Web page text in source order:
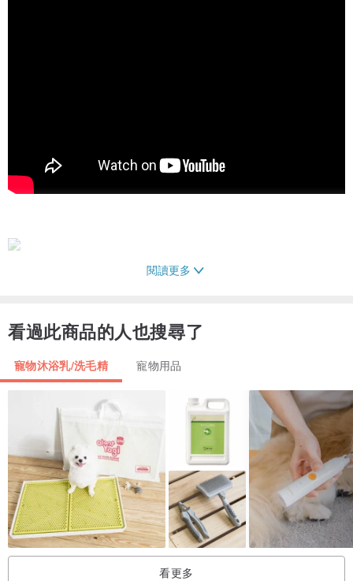
獨特配方，適合潮濕氣候，效果優異
100%純天然化妝品等級精油，品質可靠
天然配方質地清爽不黏膩，熱賣明星商品
可直接噴於狗狗身上，不擔心藥物中毒的危險
氣味清新，不含化學香精
天然精油配方清新香氛無刺鼻味散發出不凡的氣息。
適用各種狗狗膚質，配方溫和天然物質可短時間內被分解，不
殘留在毛髮而影嚮皮膚，可安心使用。
閱讀更多
看過此商品的人也搜尋了
寵物沐浴乳/洗毛精 寵物用品
看更多